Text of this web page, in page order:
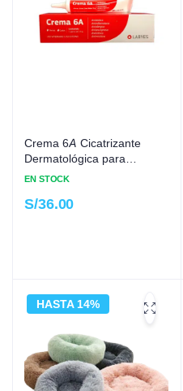
Crema 6A Cicatrizante
Dermatológica para
Mascotas
EN STOCK
S/36.00
15%
HASTA 14%